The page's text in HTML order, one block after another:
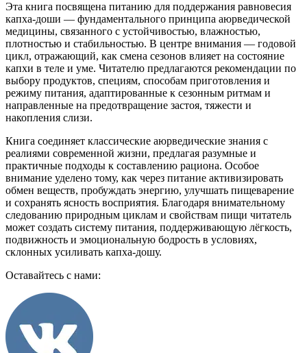
Эта книга посвящена питанию для поддержания равновесия
капха-доши — фундаментального принципа аюрведической
медицины, связанного с устойчивостью, влажностью,
плотностью и стабильностью. В центре внимания — годовой
цикл, отражающий, как смена сезонов влияет на состояние
капхи в теле и уме. Читателю предлагаются рекомендации по
выбору продуктов, специям, способам приготовления и
режиму питания, адаптированные к сезонным ритмам и
направленные на предотвращение застоя, тяжести и
накопления слизи.
Книга соединяет классические аюрведические знания с
реалиями современной жизни, предлагая разумные и
практичные подходы к составлению рациона. Особое
внимание уделено тому, как через питание активизировать
обмен веществ, пробуждать энергию, улучшать пищеварение
и сохранять ясность восприятия. Благодаря внимательному
следованию природным циклам и свойствам пищи читатель
может создать систему питания, поддерживающую лёгкость,
подвижность и эмоциональную бодрость в условиях,
склонных усиливать капха-дошу.
Оставайтесь с нами: